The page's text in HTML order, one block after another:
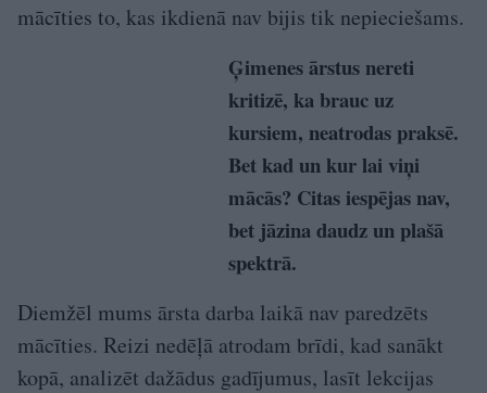
mācīties to, kas ikdienā nav bijis tik nepieciešams.
Ģimenes ārstus nereti
kritizē, ka brauc uz
kursiem, neatrodas praksē.
Bet kad un kur lai viņi
mācās? Citas iespējas nav,
bet jāzina daudz un plašā
spektrā.
Diemžēl mums ārsta darba laikā nav paredzēts
mācīties. Reizi nedēļā atrodam brīdi, kad sanākt
kopā, analizēt dažādus gadījumus, lasīt lekcijas